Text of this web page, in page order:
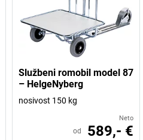
Službeni romobil model 87
– HelgeNyberg
nosivost 150 kg
Neto
od 589,- €